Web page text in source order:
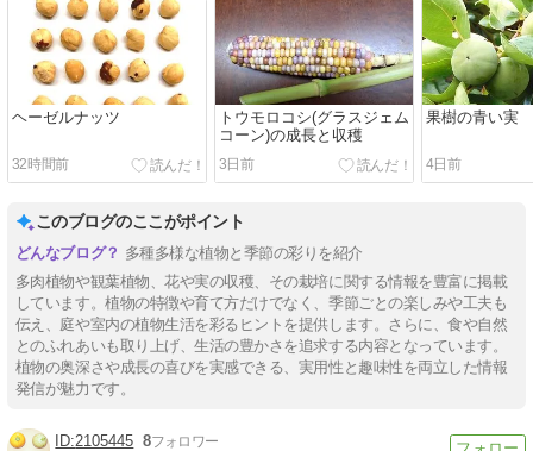
ヘーゼルナッツ
32時間前
トウモロコシ(グラスジェム
コーン)の成長と収穫
3日前
果樹の青い実
4日前
このブログのここがポイント
多種多様な植物と季節の彩りを紹介
多肉植物や観葉植物、花や実の収穫、その栽培に関する情報を豊富に掲載
しています。植物の特徴や育て方だけでなく、季節ごとの楽しみや工夫も
伝え、庭や室内の植物生活を彩るヒントを提供します。さらに、食や自然
とのふれあいも取り上げ、生活の豊かさを追求する内容となっています。
植物の奥深さや成長の喜びを実感できる、実用性と趣味性を両立した情報
発信が魅力です。
2105445 8